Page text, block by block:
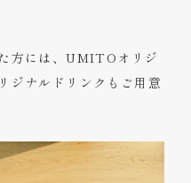
方には、UMITOオリジ
ジナルドリンクもご用意